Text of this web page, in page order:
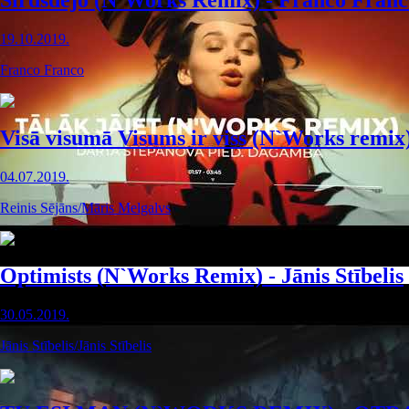
19.10.2019.
Franco Franco
Visā visumā Visums ir viss (N`Works
04.07.2019.
Reinis Sējāns/Māris Melgalvs
Optimists (N`Works Remix) - Jānis Stībelis
30.05.2019.
Jānis Stībelis/Jānis Stībelis